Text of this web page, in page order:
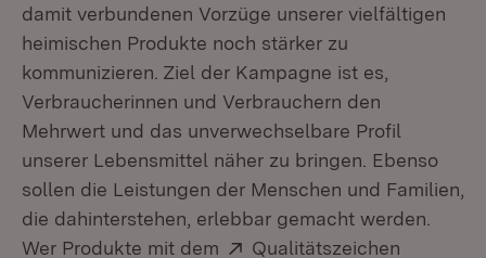
damit verbundenen Vorzüge unserer vielfältigen
heimischen Produkte noch stärker zu
kommunizieren. Ziel der Kampagne ist es,
Verbraucherinnen und Verbrauchern den
Mehrwert und das unverwechselbare Profil
unserer Lebensmittel näher zu bringen. Ebenso
sollen die Leistungen der Menschen und Familien,
die dahinterstehen, erlebbar gemacht werden.
Wer Produkte mit dem
Extern:
Qualitätszeichen